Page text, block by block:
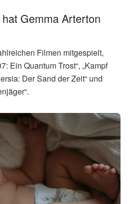
Gemma Arterton
Filmen mitgespielt,
Ein Quantum Trost“, „Kampf
Der Sand der Zeit“ und